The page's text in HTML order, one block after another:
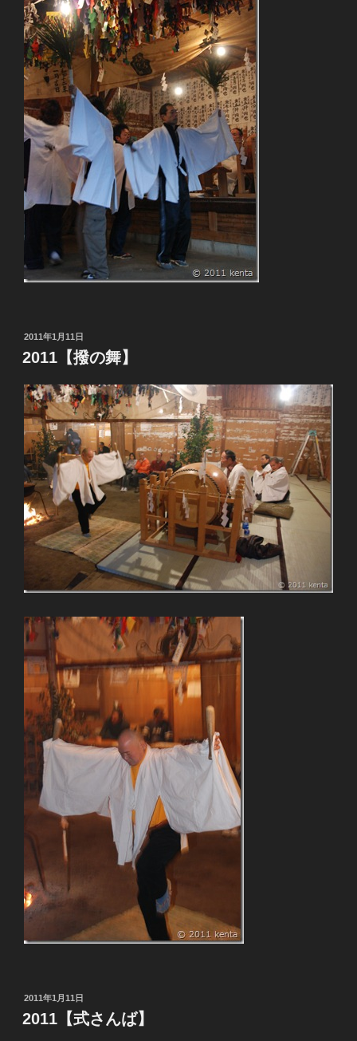
投
稿
日:
2011年1月11日
2011【撥の舞】
投
稿
日:
2011年1月11日
2011【式さんば】